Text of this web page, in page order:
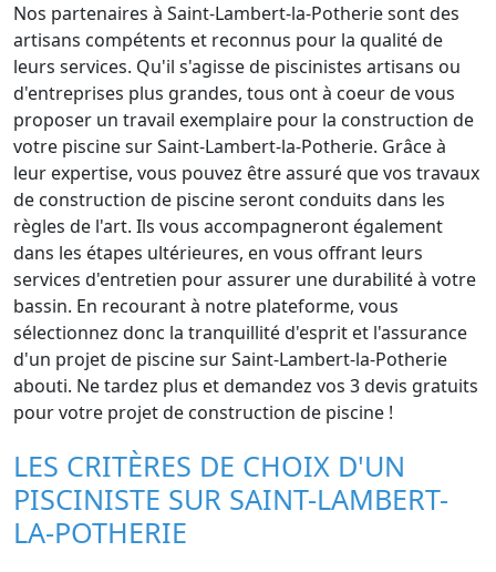
Nos partenaires à Saint-Lambert-la-Potherie sont des
artisans compétents et reconnus pour la qualité de
leurs services. Qu'il s'agisse de piscinistes artisans ou
d'entreprises plus grandes, tous ont à coeur de vous
proposer un travail exemplaire pour la construction de
votre piscine sur Saint-Lambert-la-Potherie. Grâce à
leur expertise, vous pouvez être assuré que vos travaux
de construction de piscine seront conduits dans les
règles de l'art. Ils vous accompagneront également
dans les étapes ultérieures, en vous offrant leurs
services d'entretien pour assurer une durabilité à votre
bassin. En recourant à notre plateforme, vous
sélectionnez donc la tranquillité d'esprit et l'assurance
d'un projet de piscine sur Saint-Lambert-la-Potherie
abouti. Ne tardez plus et demandez vos 3 devis gratuits
pour votre projet de construction de piscine !
LES CRITÈRES DE CHOIX D'UN
PISCINISTE SUR SAINT-LAMBERT-
LA-POTHERIE